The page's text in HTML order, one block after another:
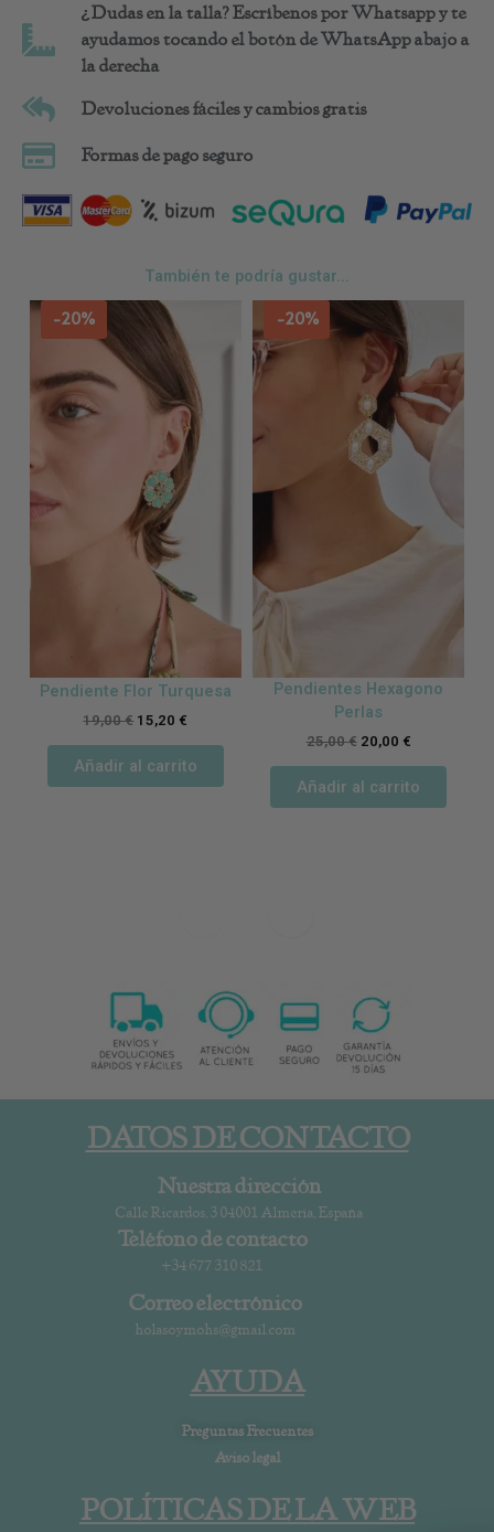
¿Dudas en la talla? Escríbenos por Whatsapp y te
ayudamos tocando el botón de WhatsApp abajo a
la derecha
Devoluciones fáciles y cambios gratis
Formas de pago seguro
También te podría gustar...
-20%
Pendiente Flor Turquesa
19,00€ 15,20 €
Añadir al carrito
-20%
Pendientes Hexagono
Perlas
25,00€ 20,00 €
Añadir al carrito
DATOS DE CONTACTO
Nuestra dirección
Calle Ricardos, 3 04001 Almería, España
Teléfono de contacto
+34 677 310 821
Correo electrónico
holasoymohs@gmail.com
AYUDA
Preguntas Frecuentes
Aviso legal
POLÍTICAS DE LA WEB